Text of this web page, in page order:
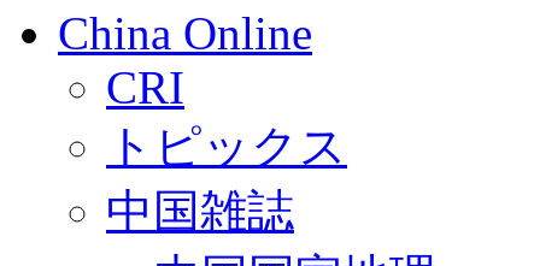
China Online
CRI
トピックス
中国雑誌